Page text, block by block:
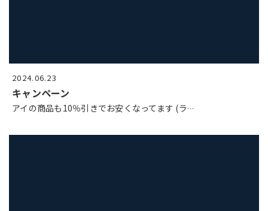
2024.06.23
キャンペーン
アイの商品も10％引きでお安くなってます (ラ…